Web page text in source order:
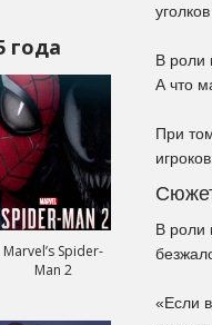
В роли
А что
При
В роли
«Если
года
Marvel’s Spider-
Man 2